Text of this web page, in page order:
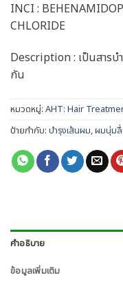
INCI :
CHLORIDE
Description : เป็นสาร
กัน
หมวดหมู่: AHT: Hair
ป้ายกำกับ: บำรุงเส้นผม,ผมนุ่ม
คำอธิบาย
ข้อมูลเพิ่มเติม